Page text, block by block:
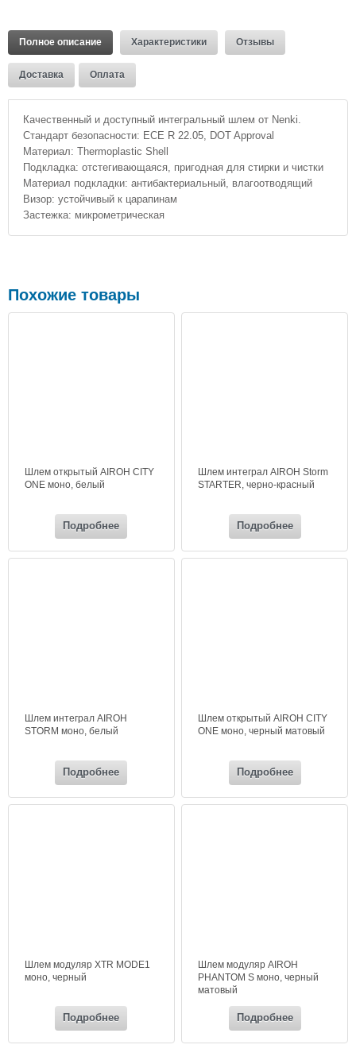
Полное описание Характеристики Отзывы
Доставка Оплата
Качественный и доступный интегральный шлем от Nenki.
Стандарт безопасности: ECE R 22.05, DOT Approval
Материал: Thermoplastic Shell
Подкладка: отстегивающаяся, пригодная для стирки и чистки
Материал подкладки: антибактериальный, влагоотводящий
Визор: устойчивый к царапинам
Застежка: микрометрическая
Похожие товары
Шлем открытый AIROH CITY
ONE моно, белый
Подробнее
Шлем интеграл AIROH Storm
STARTER, черно-красный
Подробнее
Шлем интеграл AIROH
STORM моно, белый
Подробнее
Шлем открытый AIROH CITY
ONE моно, черный матовый
Подробнее
Шлем модуляр XTR MODE1
моно, черный
Подробнее
Шлем модуляр AIROH
PHANTOM S моно, черный
матовый
Подробнее